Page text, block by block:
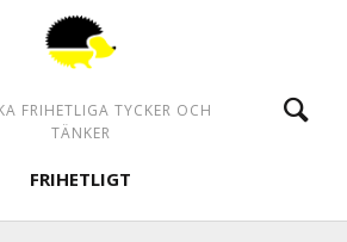
FRIHETLIGA TYCKER OCH
TÄNKER
FRIHETLIGT